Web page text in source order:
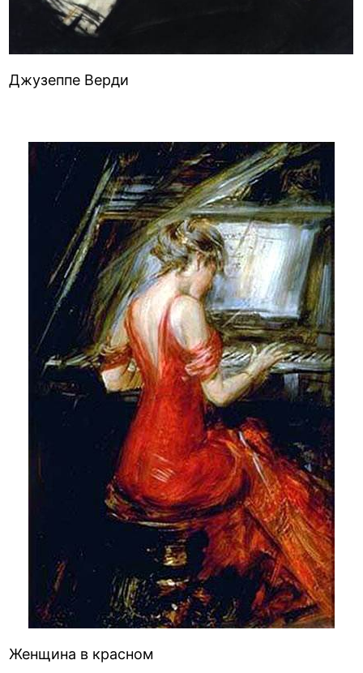
Джузеппе Верди
Женщина в красном